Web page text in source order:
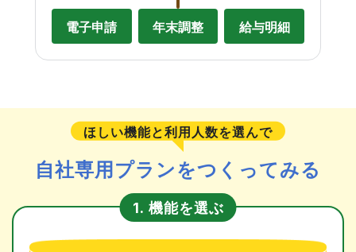
電子申請 年末調整 給与明細
ほしい機能と利用人数を選んで
自社専用プランをつくってみる
1. 機能を選ぶ